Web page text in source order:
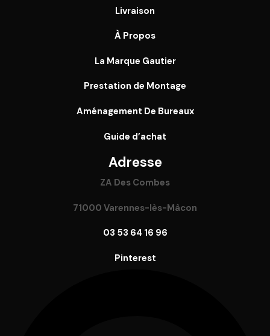
Livraison
À Propos
La Marque Gautier
Prestation de Montage
Aménagement De Bureaux
Guide d’achat
Adresse
ZA Des Combes
71000 Varennes-lès-Mâcon
03 53 64 16 96
Pinterest